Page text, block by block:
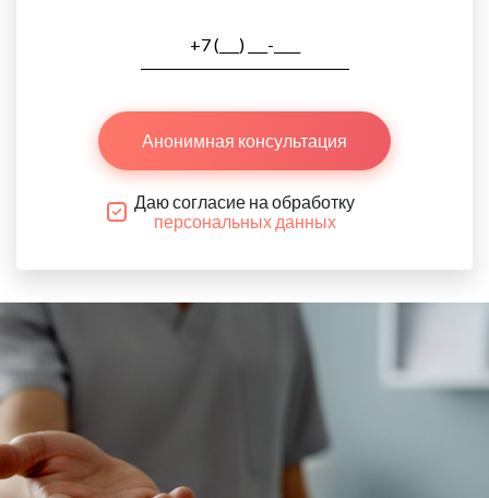
Анонимная консультация
Даю согласие на обработку
персональных данных